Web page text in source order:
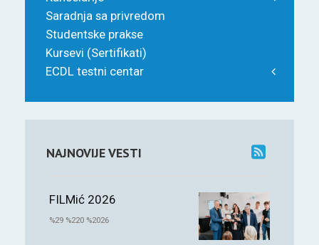
Saradnja sa privredom
Studentske prakse
Kursevi (Sertifikati)
ECDL testni centar
NAJNOVIJE VESTI
FILMić 2026
%29 %220 %2026